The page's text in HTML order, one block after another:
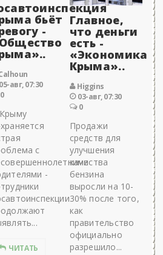
бьёт
-
05-авг, 07:30
0
с
-
ЧИТАТЬ
Главное,
что деньги
есть -
«Экономика
Крыма»..
Higgins
03-авг, 07:30
0
Продажи
средств для
улучшения
качества
бензина
выросли на 10-
30% после того,
как
правительство
официально
разрешило...